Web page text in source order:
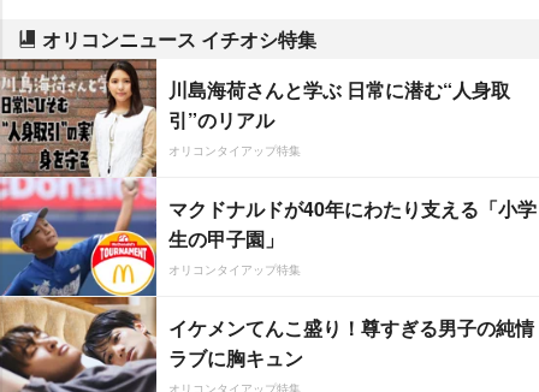
オリコンニュース イチオシ特集
川島海荷さんと学ぶ 日常に潜む“人身取
引”のリアル
オリコンタイアップ特集
マクドナルドが40年にわたり支える「小学
生の甲子園」
オリコンタイアップ特集
イケメンてんこ盛り！尊すぎる男子の純情
ラブに胸キュン
オリコンタイアップ特集